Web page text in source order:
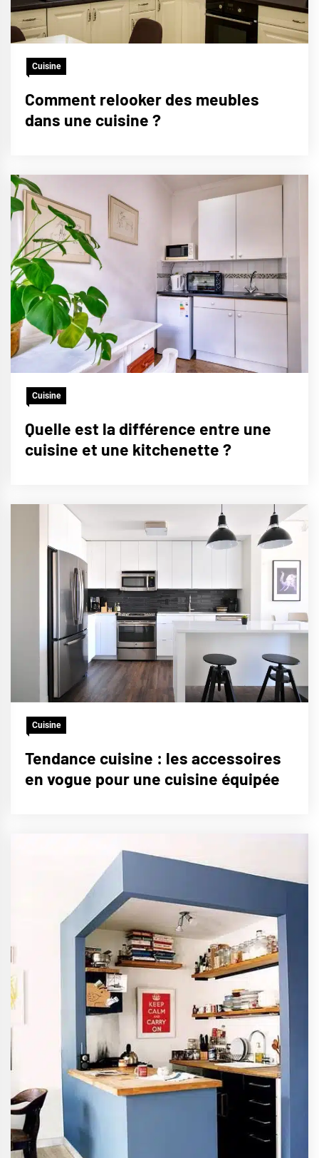
Cuisine
Comment relooker des meubles
dans une cuisine ?
Cuisine
Quelle est la différence entre une
cuisine et une kitchenette ?
Cuisine
Tendance cuisine : les accessoires
en vogue pour une cuisine équipée